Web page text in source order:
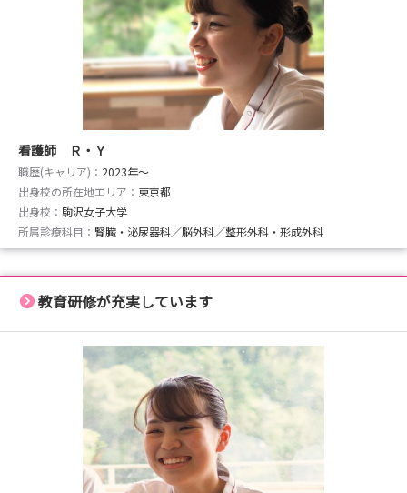
看護師 Ｒ・Ｙ
職歴(キャリア)： 2023年〜
出身校の所在地エリア： 東京都
出身校： 駒沢女子大学
所属診療科目： 腎臓・泌尿器科／脳外科／整形外科・形成外科
教育研修が充実しています